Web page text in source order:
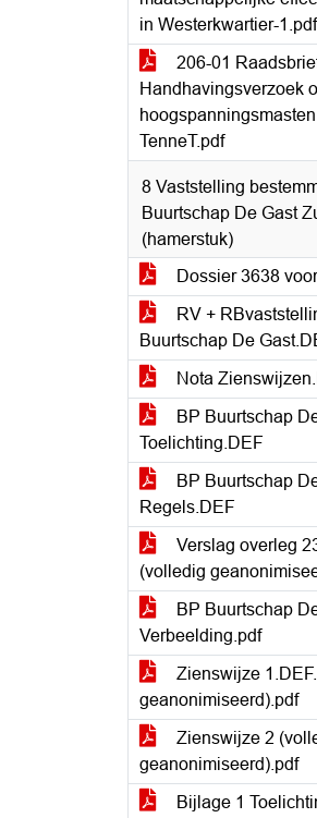
in Westerkwartier-1.pdf
206-01
Handhavingsverzoek
TenneT.pdf
8 Vaststelling
Buurtschap De Gast
(hamerstuk)
Dossier 3638
RV +
Buurtschap De
Nota
BP Buurtschap
Toelichting.DEF
BP Buurtschap
Regels.DEF
Verslag overleg
(volledig
BP Buurtschap
Verbeelding.pdf
Zienswijze
geanonimiseerd).pdf
Zienswijze 2
geanonimiseerd).pdf
Bijlage 1